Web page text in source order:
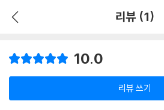
리뷰 (1)
10.0
리뷰 쓰기